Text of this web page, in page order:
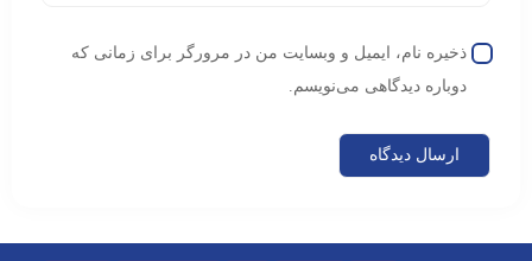
ذخیره نام، ایمیل و وبسایت من در مرورگر برای زمانی که
دوباره دیدگاهی می‌نویسم.